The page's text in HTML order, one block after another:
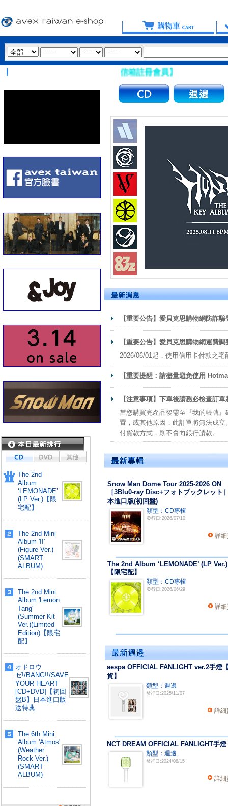
量避免使用 Hotmail、msn 信箱註冊會員】
The 2nd
Album
‘LEMONADE’
(LP Ver.)【限
宅配】
The 2nd Mini
Album 'II'
(Figure Ver.)
(SMART
ALBUM)
The 2nd Mini
Album 'Lemon
Tang'
(Summer Kit
Ver.)(Limited
Edition)【限宅
配】
オドロウ
ゼ!/BANG!!/SAVE
YOUR HEART
[CD+DVD]【初回
盤B】日本進口版
送特典
The 6th Mini
Album 'Atmos'
(Weather
Rock Ver.)
(SMART
ALBUM)
【重要公告】愛貝克思購物網防詐騙
【重要公告】愛貝克思購物網運費調
2026/06/01起，使用信用卡付款之
【重要提醒：請盡量避免使用
【注意事項】下單後請務必檢查訂
當您購買完產品後需至『我的帳號
置，或其他原因，此訂單將無法成
付貨款方式，則不會向銀行請款。
Snow Man Dome Tour 2025-2026 ON
［3Blu0-ray Disc+フォトブックレット
本進口版(初回盤)
類型：CD專輯
發行日:2026/07/10
詳
The 2nd Album ‘LEMONADE’ (LP Ver.)
【限宅配】
類型：CD專輯
發行日:2026/06/29
詳
aespa OFFICIAL FANLIGHT ver.2手燈
貨】
類型：週邊
發行日:2025/11/07
詳細
NCT DREAM OFFICIAL FANLIGHT手燈
類型：週邊
發行日:2024/08/15
詳細